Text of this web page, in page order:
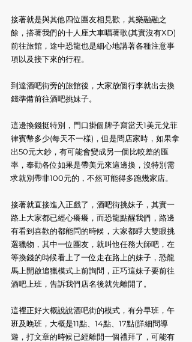
接著就是與其他四位團友相見歡，其樂融融之
餘，搭著我們的十人座大車唱著歌(其實沒有XD)
前往旅館，途中恐龍也是細心地講著各種注意事
項以及接下來的行程。
到達酒吧街旁的旅館後，大家放個行李就出去換
錢準備前往酒吧挑妹子。
這邊換錢挺特別，門口掛個牌子寫當天1美元兌菲
律賓幣多少(每天不一樣)，但是問店家時，如果拿
出50元大鈔，有可能會變成另一個比較差的匯
率，奉勸各位如果是帶美元來這邊換，沒特別需
求就別帶非100元的，不然可能得多跑幾家店。
接著就直接進入正戲了，酒吧街挑妹子，其實一
路上大家都已經心癢癢，而恐龍點醒我們，路邊
有看到喜歡的都能問的時候，大家都睜大雙眼挑
選獵物，其中一位團友，就叫他任務大師吧，在
等換錢的時候看上了一位走在路上的妹子，恐龍
馬上開啟追獵模式上前詢問，正巧這妹子要前往
酒吧上班，告訴我們店名後就先離開了。
這裡正好大概說說酒吧街的模式，有分早班，午
班及晚班，大概是11點、14點、17點(詳細問導
遊，打文章的時候已經離開一個禮拜了，可能有